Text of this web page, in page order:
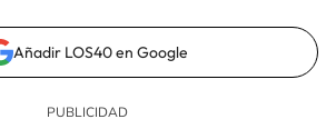
Añadir LOS40 en Google